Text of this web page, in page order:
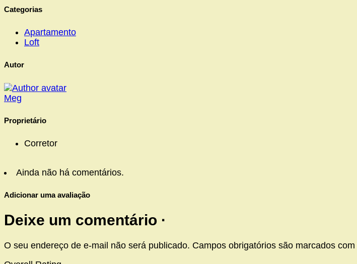
Categorias
Apartamento
Loft
Autor
Meg
Proprietário
Corretor
Ainda não há comentários.
Adicionar uma avaliação
Deixe um comentário ·
O seu endereço de e-mail não será publicado. Campos obrigatórios são marcados com